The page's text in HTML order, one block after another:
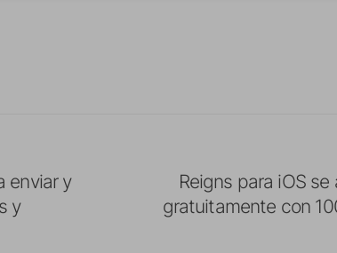
enviar y
y
Reigns para iOS
gratuitamente con